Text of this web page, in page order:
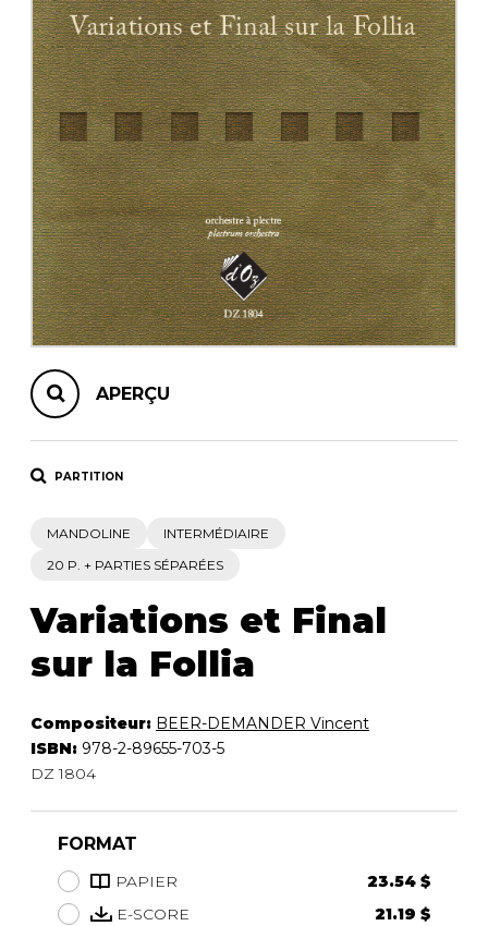
AUTRES PRODUITS
APERÇU
PARTITION
MANDOLINE
INTERMÉDIAIRE
20 P. + PARTIES SÉPARÉES
Variations et Final
sur la Follia
Compositeur: BEER-DEMANDER Vincent
ISBN: 978-2-89655-703-5
DZ 1804
FORMAT
PAPIER
23.54 $
E-SCORE
21.19 $